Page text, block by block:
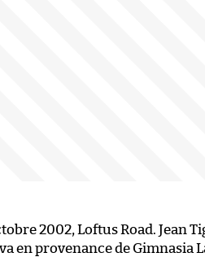
2002, Loftus Road. Jean
en provenance de Gimnasia